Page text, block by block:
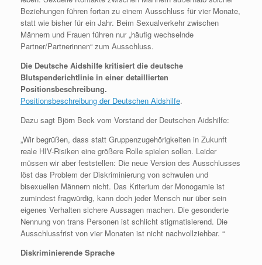
Beziehungen führen fortan zu einem Ausschluss für vier Monate,
statt wie bisher für ein Jahr. Beim Sexualverkehr zwischen
Männern und Frauen führen nur „häufig wechselnde
Partner/Partnerinnen“ zum Ausschluss.
Die Deutsche Aidshilfe kritisiert die deutsche
Blutspenderichtlinie in einer detaillierten
Positionsbeschreibung.
Positionsbeschreibung der Deutschen Aidshilfe.
Dazu sagt Björn Beck vom Vorstand der Deutschen Aidshilfe:
„Wir begrüßen, dass statt Gruppenzugehörigkeiten in Zukunft
reale HIV-Risiken eine größere Rolle spielen sollen. Leider
müssen wir aber feststellen: Die neue Version des Ausschlusses
löst das Problem der Diskriminierung von schwulen und
bisexuellen Männern nicht. Das Kriterium der Monogamie ist
zumindest fragwürdig, kann doch jeder Mensch nur über sein
eigenes Verhalten sichere Aussagen machen. Die gesonderte
Nennung von trans Personen ist schlicht stigmatisierend. Die
Ausschlussfrist von vier Monaten ist nicht nachvollziehbar. “
Diskriminierende Sprache